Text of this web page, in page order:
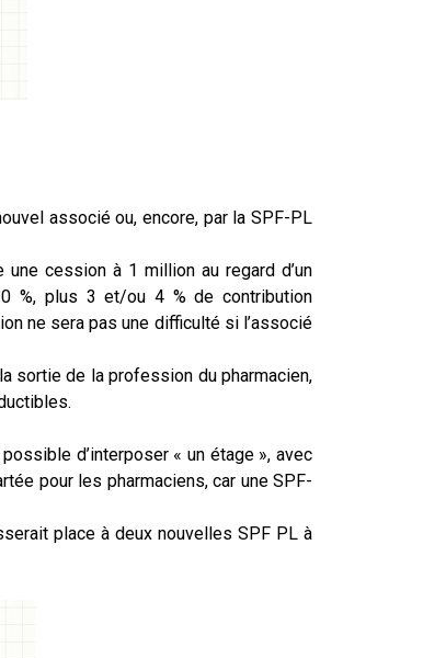
associé ou, encore, par la SPF-PL
cession à 1 million au regard d’un
%, plus 3 et/ou 4 % de contribution
ne sera pas une difficulté si l’associé
sortie de la profession du pharmacien,
d’interposer « un étage », avec
pour les pharmaciens, car une SPF-
place à deux nouvelles SPF PL à